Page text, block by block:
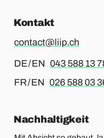
Kontakt
contact@liip.ch
DE / EN Für Deutsch
043 588 13
FR / EN Für
026 588 03
Nachhaltigkeit